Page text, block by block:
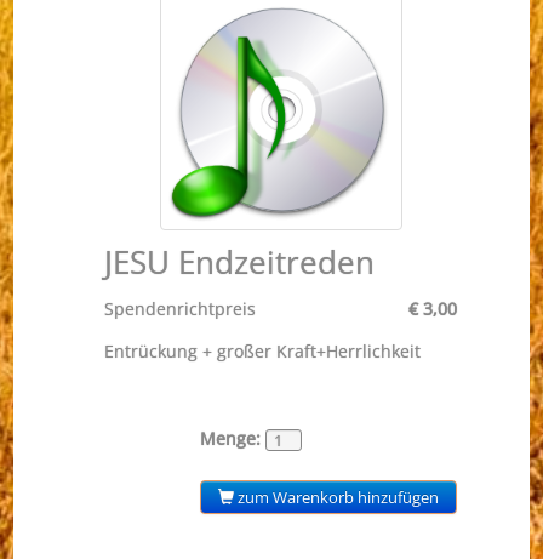
JESU Endzeitreden
Spendenrichtpreis
€ 3,00
Entrückung + großer Kraft+Herrlichkeit
Menge:
zum Warenkorb hinzufügen